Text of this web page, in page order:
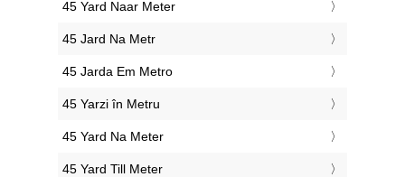
‎45 Yard Naar Meter
‎45 Jard Na Metr
‎45 Jarda Em Metro
‎45 Yarzi în Metru
‎45 Yard Na Meter
‎45 Yard Till Meter